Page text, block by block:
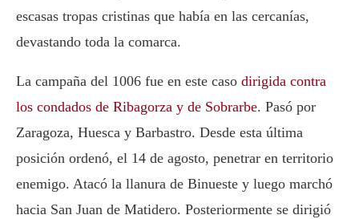
escasas tropas cristinas que había en las cercanías,
devastando toda la comarca.
La campaña del 1006 fue en este caso dirigida contra
los condados de Ribagorza y de Sobrarbe. Pasó por
Zaragoza, Huesca y Barbastro. Desde esta última
posición ordenó, el 14 de agosto, penetrar en territorio
enemigo. Atacó la llanura de Binueste y luego marchó
hacia San Juan de Matidero. Posteriormente se dirigió